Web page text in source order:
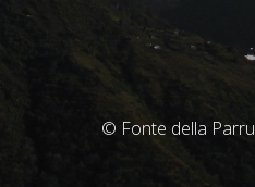
© Fonte della